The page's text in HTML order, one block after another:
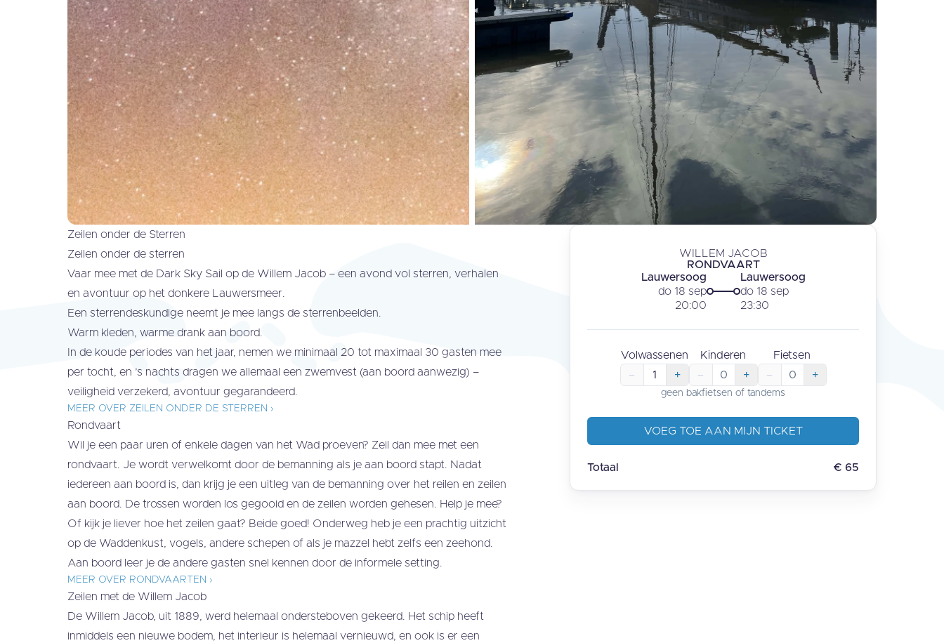
Zeilen onder de Sterren
Zeilen onder de sterren
Vaar mee met de Dark Sky Sail op de Willem Jacob – een avond vol sterren, verhalen
en avontuur op het donkere Lauwersmeer.
Een sterrendeskundige neemt je mee langs de sterrenbeelden.
Warm kleden, warme drank aan boord.
In de koude periodes van het jaar, nemen we minimaal 20 tot maximaal 30 gasten mee
per tocht, en ’s nachts dragen we allemaal een zwemvest (aan boord aanwezig) –
veiligheid verzekerd, avontuur gegarandeerd.
MEER OVER ZEILEN ONDER DE STERREN ›
Rondvaart
Wil je een paar uren of enkele dagen van het Wad proeven? Zeil dan mee met een
rondvaart. Je wordt verwelkomt door de bemanning als je aan boord stapt. Nadat
iedereen aan boord is, dan krijg je een uitleg van de bemanning over het reilen en zeilen
aan boord. De trossen worden los gegooid en de zeilen worden gehesen. Help je mee?
Of kijk je liever hoe het zeilen gaat? Beide goed! Onderweg heb je een prachtig uitzicht
op de Waddenkust, vogels, andere schepen of als je mazzel hebt zelfs een zeehond.
Aan boord leer je de andere gasten snel kennen door de informele setting.
MEER OVER RONDVAARTEN ›
Zeilen met de Willem Jacob
De Willem Jacob, uit 1889, werd helemaal ondersteboven gekeerd. Het schip heeft
inmiddels een nieuwe bodem, het interieur is helemaal vernieuwd, en ook is er een
WILLEM JACOB
RONDVAART
Lauwersoog
do 18 sep
20:00
Lauwersoog
do 18 sep
23:30
Volwassenen
–
1 +
Kinderen
–
0 +
Fietsen
–
0 +
geen bakfietsen of tandems
VOEG TOE AAN MIJN TICKET
Totaal € 65